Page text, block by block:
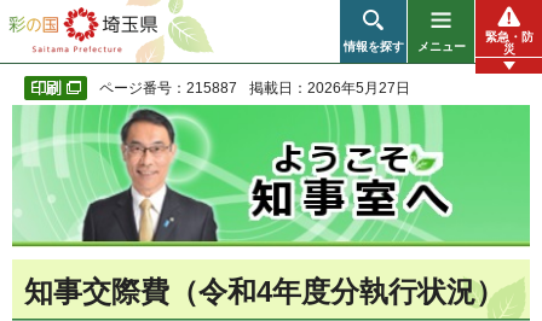
彩の国 埼玉県
情報を探す メニュー
緊急・防
災
ページ番号：215887 掲載日：2026年5月27日
知事交際費（令和4年度分執行状況）